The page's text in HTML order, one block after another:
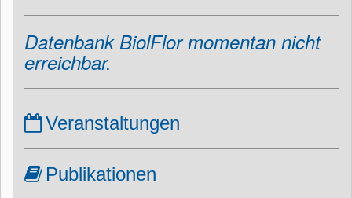
Datenbank BiolFlor momentan nicht
erreichbar.
Veranstaltungen
Publikationen